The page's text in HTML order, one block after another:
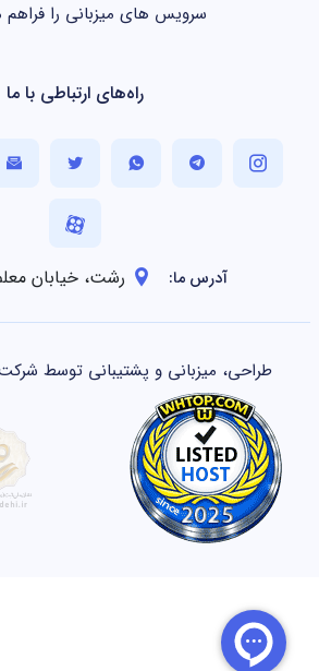
سرویس های میزبانی را فراهم
راه‌های ارتباطی با ما
آدرس ما: رشت، خیابان
طراحی، میزبانی و پشتیبانی توسط